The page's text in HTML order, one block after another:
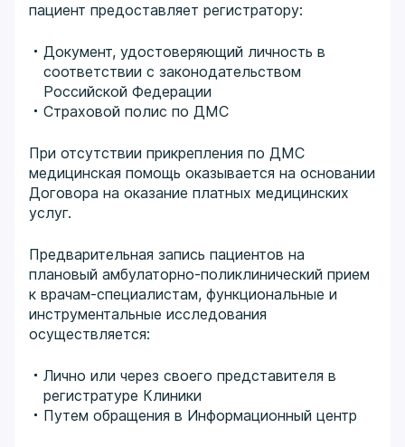
пациент предоставляет регистратору:
Документ, удостоверяющий личность в
соответствии с законодательством
Российской Федерации
Страховой полис по ДМС
При отсутствии прикрепления по ДМС
медицинская помощь оказывается на основании
Договора на оказание платных медицинских
услуг.
Предварительная запись пациентов на
плановый амбулаторно-поликлинический прием
к врачам-специалистам, функциональные и
инструментальные исследования
осуществляется:
Лично или через своего представителя в
регистратуре Клиники
Путем обращения в Информационный центр